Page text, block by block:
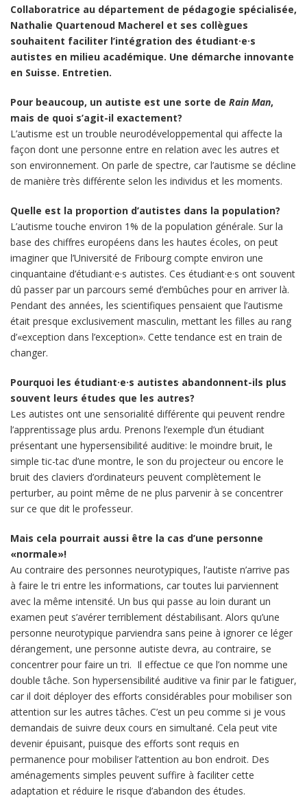
Collaboratrice au département de pédagogie spécialisée,
Nathalie Quartenoud Macherel et ses collègues
souhaitent faciliter l’intégration des étudiant·e·s
autistes en milieu académique. Une démarche innovante
en Suisse. Entretien.
Pour beaucoup, un autiste est une sorte de Rain Man,
mais de quoi s’agit-il exactement?
L’autisme est un trouble neurodéveloppemental qui affecte la
façon dont une personne entre en relation avec les autres et
son environnement. On parle de spectre, car l’autisme se décline
de manière très différente selon les individus et les moments.
Quelle est la proportion d’autistes dans la population?
L’autisme touche environ 1% de la population générale. Sur la
base des chiffres européens dans les hautes écoles, on peut
imaginer que l’Université de Fribourg compte environ une
cinquantaine d’étudiant·e·s autistes. Ces étudiant·e·s ont souvent
dû passer par un parcours semé d’embûches pour en arriver là.
Pendant des années, les scientifiques pensaient que l’autisme
était presque exclusivement masculin, mettant les filles au rang
d’«exception dans l’exception». Cette tendance est en train de
changer.
Pourquoi les étudiant·e·s autistes abandonnent-ils plus
souvent leurs études que les autres?
Les autistes ont une sensorialité différente qui peuvent rendre
l’apprentissage plus ardu. Prenons l’exemple d’un étudiant
présentant une hypersensibilité auditive: le moindre bruit, le
simple tic-tac d’une montre, le son du projecteur ou encore le
bruit des claviers d’ordinateurs peuvent complètement le
perturber, au point même de ne plus parvenir à se concentrer
sur ce que dit le professeur.
Mais cela pourrait aussi être la cas d’une personne
«normale»!
Au contraire des personnes neurotypiques, l’autiste n’arrive pas
à faire le tri entre les informations, car toutes lui parviennent
avec la même intensité. Un bus qui passe au loin durant un
examen peut s’avérer terriblement déstabilisant. Alors qu’une
personne neurotypique parviendra sans peine à ignorer ce léger
dérangement, une personne autiste devra, au contraire, se
concentrer pour faire un tri. Il effectue ce que l’on nomme une
double tâche. Son hypersensibilité auditive va finir par le fatiguer,
car il doit déployer des efforts considérables pour mobiliser son
attention sur les autres tâches. C’est un peu comme si je vous
demandais de suivre deux cours en simultané. Cela peut vite
devenir épuisant, puisque des efforts sont requis en
permanence pour mobiliser l’attention au bon endroit. Des
aménagements simples peuvent suffire à faciliter cette
adaptation et réduire le risque d’abandon des études.